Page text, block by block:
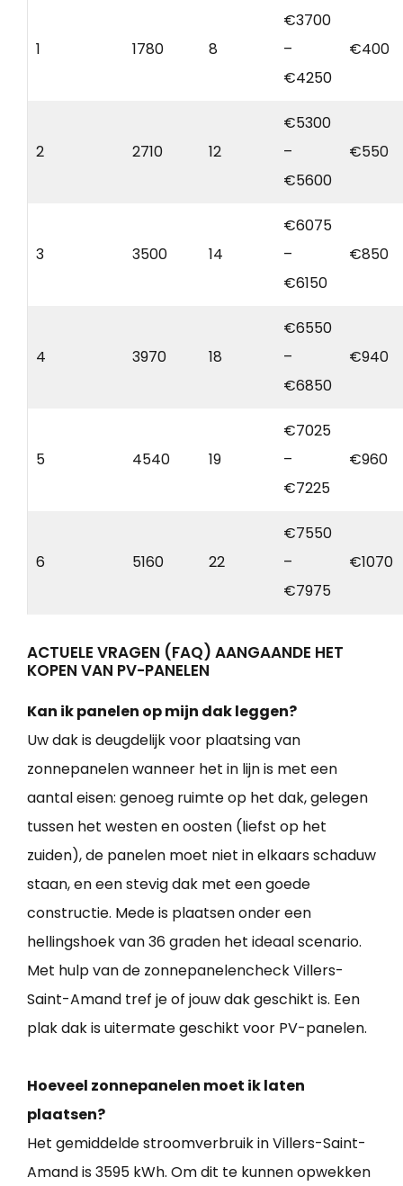
1 1780 8
€3700
–
€4250
€400
2 2710 12
€5300
–
€5600
€550
3 3500 14
€6075
–
€6150
€850
4 3970 18
€6550
–
€6850
€940
5 4540 19
€7025
–
€7225
€960
6 5160 22
€7550
–
€7975
€1070
ACTUELE VRAGEN (FAQ) AANGAANDE HET
KOPEN VAN PV-PANELEN
Kan ik panelen op mijn dak leggen?
Uw dak is deugdelijk voor plaatsing van
zonnepanelen wanneer het in lijn is met een
aantal eisen: genoeg ruimte op het dak, gelegen
tussen het westen en oosten (liefst op het
zuiden), de panelen moet niet in elkaars schaduw
staan, en een stevig dak met een goede
constructie. Mede is plaatsen onder een
hellingshoek van 36 graden het ideaal scenario.
Met hulp van de zonnepanelencheck Villers-
Saint-Amand tref je of jouw dak geschikt is. Een
plak dak is uitermate geschikt voor PV-panelen.
Hoeveel zonnepanelen moet ik laten
plaatsen?
Het gemiddelde stroomverbruik in Villers-Saint-
Amand is 3595 kWh. Om dit te kunnen opwekken